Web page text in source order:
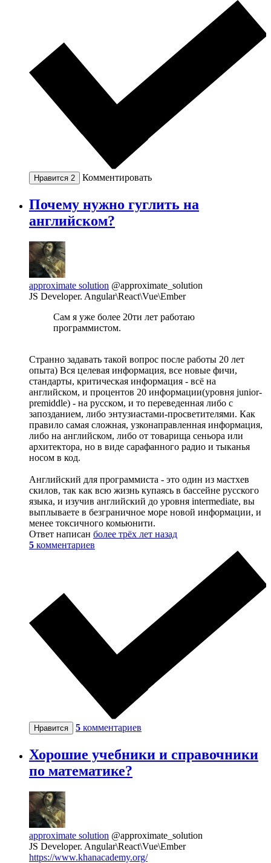
Нравится 2 Комментировать
Почему нужно гуглить на
английском?
approximate solution @approximate_solution
JS Developer. Angular\React\Vue\Ember
Сам я уже более 20ти лет работаю
программистом.
Странно задавать такой вопрос после работы 20 лет
опыта) Вся целевая информация, все новые фичи,
стандарты, критическая информация - всё на
английском, и процентов 20 информации(уровня junior-
premiddle) - на русском, и то переведенная либо с
запозданием, либо энтузиастами-просветителями. Как
правило самая сложная, узконаправленная информация,
либо на английском, либо от товарища сеньора или
архитектора, но в виде сарафанного радио и тыканья
носом в код.
Английский для программиста - это один из мастхев
скилов, так как всю жизнь купаясь в бассейне русского
языка, и изучив английский до уровня intermediate, вы
выплываете в безграничное море новой информации, и
менее токсичного комьюнити.
Ответ написан более трёх лет назад
5 комментариев
Нравится 5 комментариев
Хорошие учебники и справочники
по математике?
approximate solution @approximate_solution
JS Developer. Angular\React\Vue\Ember
https://www.khanacademy.org/